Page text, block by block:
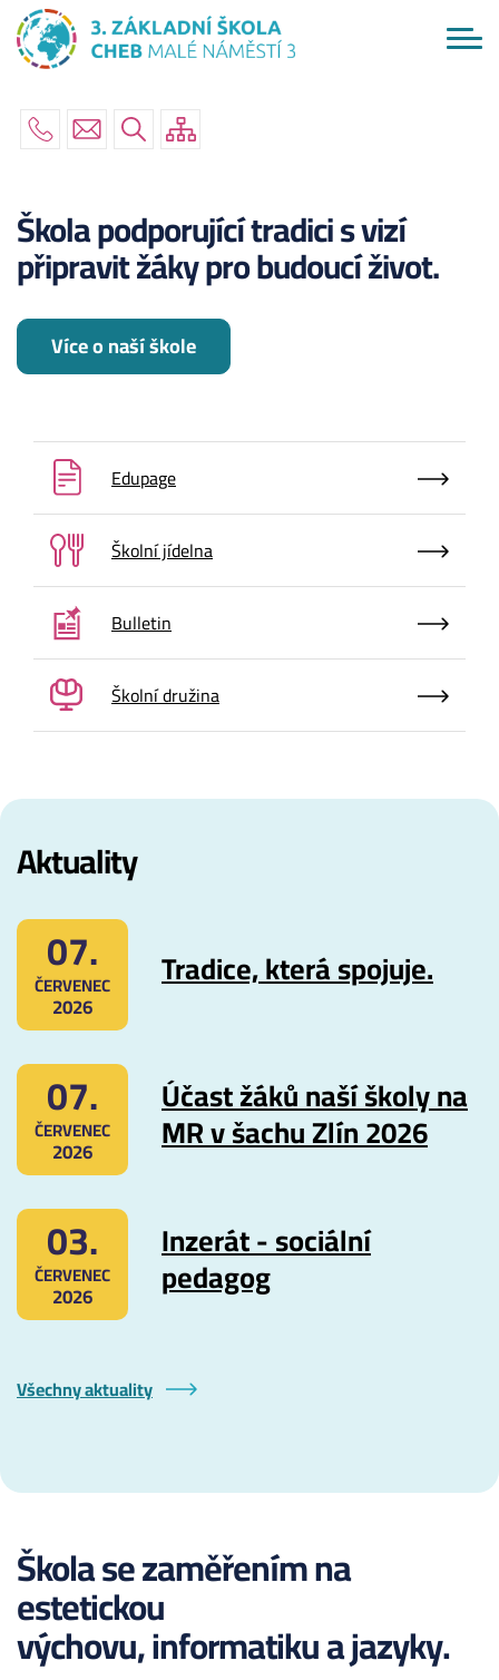
Přejít
hlavnímu
Menu
navigace
ŠKOLA
AKTUÁLNĚ
RODIČE
PO ŠKOLE
KONTAKTY
Škola podporující tradici s vizí
připravit žáky pro budoucí život.
Více o naší škole
Edupage
Školní jídelna
Bulletin
Školní družina
Aktuality
07.
ČERVENEC
2026
Tradice, která spojuje.
07.
ČERVENEC
2026
Účast žáků naší školy na
MR v šachu Zlín 2026
03.
ČERVENEC
2026
Inzerát - sociální
pedagog
Všechny aktuality
Škola se zaměřením na
estetickou
výchovu, informatiku a jazyky.